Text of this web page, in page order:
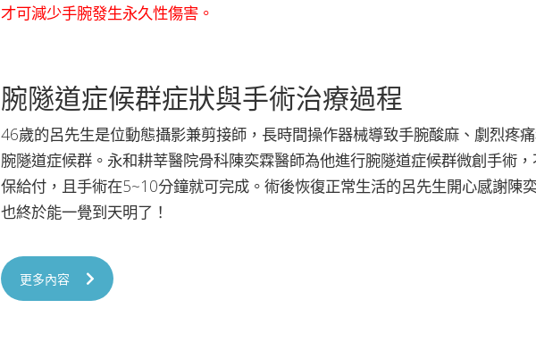
才可減少手腕發生永久性傷害。
腕隧道症候群症狀與手術治療過程
46歲的呂先生是位動態攝影兼剪接師，長時間操作器械導致手腕酸麻、劇烈疼
腕隧道症候群。永和耕莘醫院骨科陳奕霖醫師為他進行腕隧道症候群微創手術
保給付，且手術在5~10分鐘就可完成。術後恢復正常生活的呂先生開心感謝陳
也終於能一覺到天明了！
更多內容